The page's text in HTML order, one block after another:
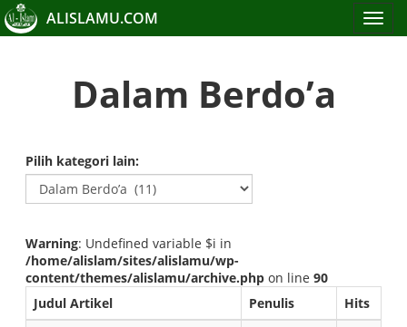
Toggle
ALISLAMU.COM
Dalam Berdo’a
Pilih kategori lain:
Warning: Undefined variable $i in
/home/alislam/sites/alislamu/wp-
content/themes/alislamu/archive.php on line 90
Judul Artikel
Penulis
Hits